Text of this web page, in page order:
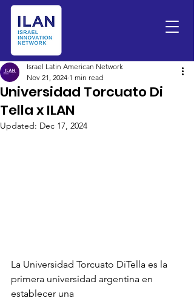
Universidad Torcuato Di
Tella x ILAN
Israel Latin American Network
Nov 21, 2024 1 min read
Updated: Dec 17, 2024
La Universidad Torcuato DiTella es la
primera universidad argentina en
establecer una